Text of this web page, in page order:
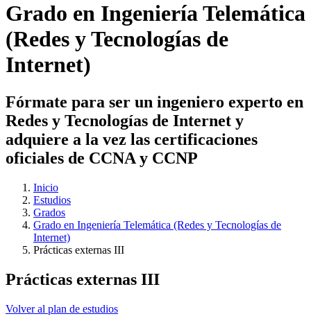
Grado en Ingeniería Telemática
(Redes y Tecnologías de
Internet)
Fórmate para ser un ingeniero experto en
Redes y Tecnologías de Internet y
adquiere a la vez las certificaciones
oficiales de CCNA y CCNP
Inicio
Estudios
Grados
Grado en Ingeniería Telemática (Redes y Tecnologías de
Internet)
Prácticas externas III
Prácticas externas III
Volver al plan de estudios